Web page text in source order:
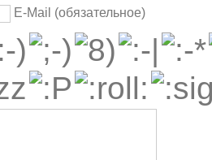
E-Mail (обязательное)